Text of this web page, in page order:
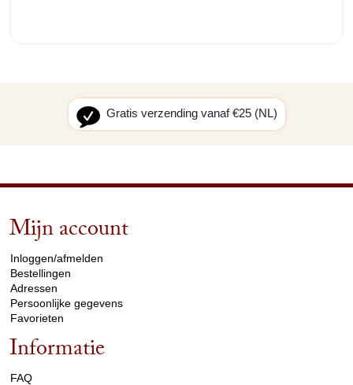
Gratis verzending vanaf €25 (NL)
Mijn account
Inloggen/afmelden
Bestellingen
Adressen
Persoonlijke gegevens
Favorieten
Informatie
FAQ